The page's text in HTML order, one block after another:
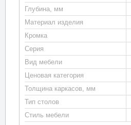
Глубина, мм
Материал изделия
Кромка
Серия
Вид мебели
Ценовая категория
Толщина каркасов, мм
Тип столов
Стиль мебели